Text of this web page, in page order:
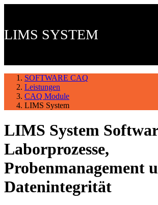
LIMS SYSTEM
SOFTWARE CAQ
Leistungen
CAQ Module
LIMS System
LIMS System
Laborprozesse,
Probenmanagement
Datenintegrität